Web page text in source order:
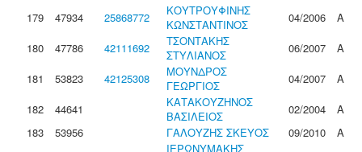
179
47934 25868772
ΚΟΥΤΡΟΥΦΙΝΗΣ
ΚΩΝΣΤΑΝΤΙΝΟΣ
04/2006
Α
180
47786 42111692
ΤΣΟΝΤΑΚΗΣ
ΣΤΥΛΙΑΝΟΣ
06/2007
Α
181
53823 42125308
ΜΟΥΝΔΡΟΣ
ΓΕΩΡΓΙΟΣ
04/2007
Α
182
44641
ΚΑΤΑΚΟΥΖΗΝΟΣ
ΒΑΣΙΛΕΙΟΣ
02/2004
Α
183
53956 ΓΑΛΟΥΖΗΣ ΣΚΕΥΟΣ 09/2010
Α
ΙΕΡΩΝΥΜΑΚΗΣ